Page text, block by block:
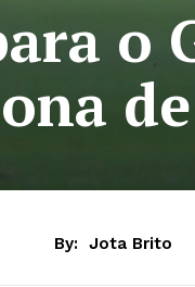
o
By: Jota Brito